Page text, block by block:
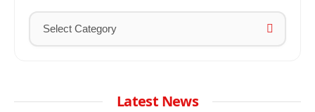
Latest News